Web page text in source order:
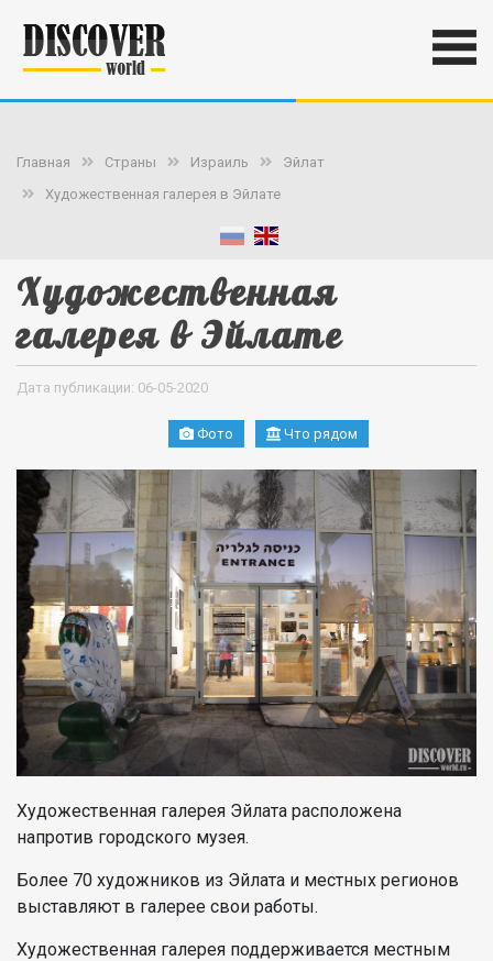
Главная Страны Израиль
Эйлат
Художественная галерея в Эйлате
Художественная
галерея в Эйлате
Дата публикации: 06-05-2020
Фото Что рядом
Художественная галерея Эйлата расположена
напротив городского музея.
Более 70 художников из Эйлата и местных регионов
выставляют в галерее свои работы.
Художественная галерея поддерживается местным